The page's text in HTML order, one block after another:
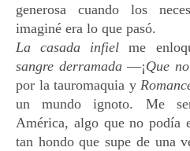
generosa cuando los
imaginé era lo que pasó.
La casada infielme
sangre derramada—¡Que
por la tauromaquia y
un mundo ignoto. Me
América, algo que no podía
tan hondo que supe de una